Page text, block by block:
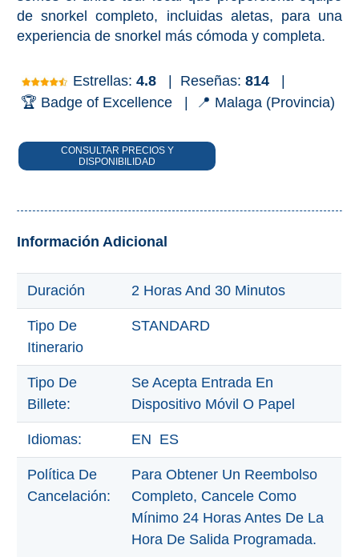
PUEBLOS
BLANCOS
Grazalema
Zahara de la
Zahara
OTRAS
Ardales
Álora
Todos
de snorkel completo, incluidas aletas, para una
experiencia de snorkel más cómoda y completa.
Estrellas:4.8 Reseñas:814
🏆 Badge of Excellence |
📍 Malaga (Provincia)
CONSULTAR PRECIOS Y
DISPONIBILIDAD
Información Adicional
Duración 2 Horas And 30 Minutos
Tipo De
Itinerario
STANDARD
Tipo De
Billete:
Se Acepta Entrada En
Dispositivo Móvil O Papel
Idiomas: EN ES
Política De
Cancelación:
Para Obtener Un Reembolso
Completo, Cancele Como
Mínimo 24 Horas Antes De La
Hora De Salida Programada.